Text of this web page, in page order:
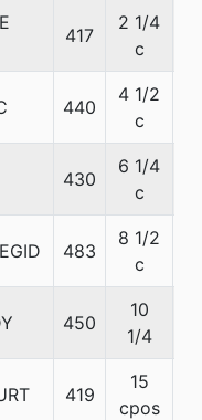
417
2 1/4
c
440
4 1/2
c
430
6 1/4
c
483
8 1/2
c
450
10
1/4
419
15
cpos